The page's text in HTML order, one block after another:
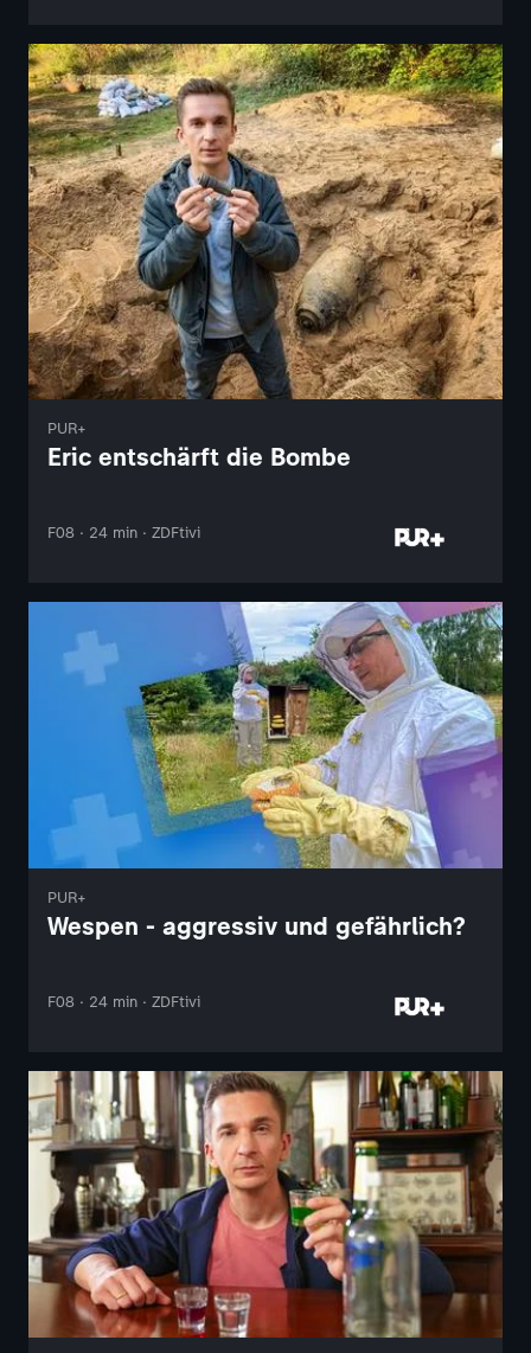
PUR+
Eric entschärft die Bombe
F08 · 24 min · ZDFtivi
PUR+
Wespen - aggressiv und gefährlich?
F08 · 24 min · ZDFtivi